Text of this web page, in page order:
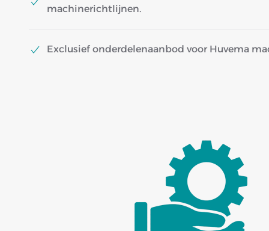
machinerichtlijnen.
Exclusief onderdelenaanbod voor Huvema